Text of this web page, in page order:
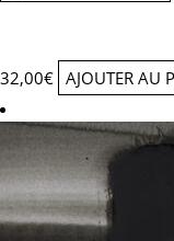
32,00€ AJOUTER AU